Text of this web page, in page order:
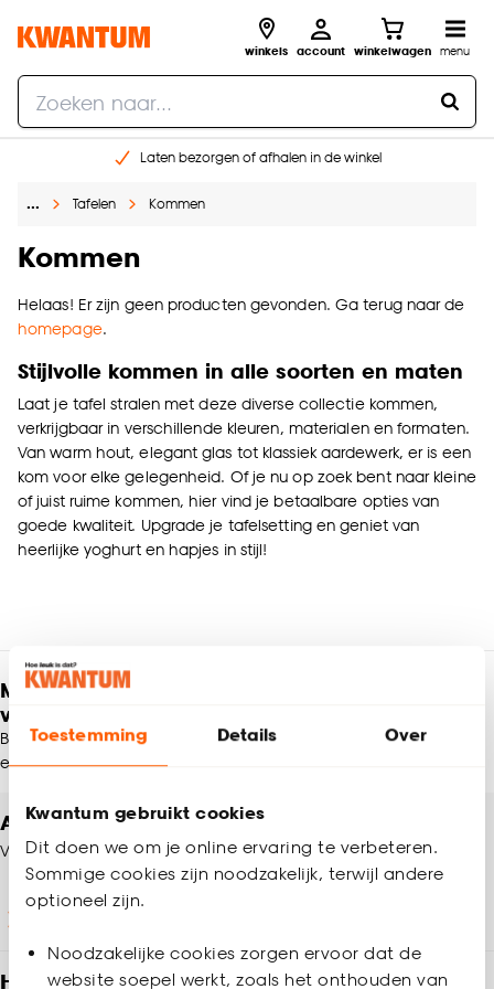
Toestemming Details Over
Kwantum gebruikt cookies
Dit doen we om je online ervaring te verbeteren.
Sommige cookies zijn noodzakelijk, terwijl andere
optioneel zijn.
Noodzakelijke cookies zorgen ervoor dat de
website soepel werkt, zoals het onthouden van
winkels account winkelwagen menu
Laten bezorgen of afhalen in de winkel
Gratis raam advies en inmeten aan huis
… Tafelen Kommen
Kommen
Helaas! Er zijn geen producten gevonden. Ga terug naar de
homepage.
Stijlvolle kommen in alle soorten en maten
Laat je tafel stralen met deze diverse collectie kommen,
verkrijgbaar in verschillende kleuren, materialen en formaten.
Van warm hout, elegant glas tot klassiek aardewerk, er is een
kom voor elke gelegenheid. Of je nu op zoek bent naar kleine
of juist ruime kommen, hier vind je betaalbare opties van
goede kwaliteit. Upgrade je tafelsetting en geniet van
heerlijke yoghurt en hapjes in stijl!
Meld je aan en ontvang € 5,- korting op je
volgende bestelling
Blijf per e-mail op de hoogte van leuke aanbiedingen, inspiratie
en meer!
Altijd een winkel in de buurt
Vind jouw Kwantum winkel
Heb je vragen?